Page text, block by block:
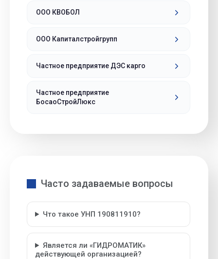
ООО КВОБОЛ
ООО Капиталстройгрупп
Частное предприятие ДЭС карго
Частное предприятие
БосаоСтройЛюкс
Часто задаваемые вопросы
Что такое УНП 190811910?
Является ли «ГИДРОМАТИК»
действующей организацией?